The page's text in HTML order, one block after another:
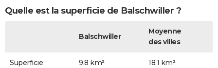
Quelle est la superficie de Balschwiller ?
Balschwiller
Moyenne
des villes
Superficie
9,8 km² 18,1 km²